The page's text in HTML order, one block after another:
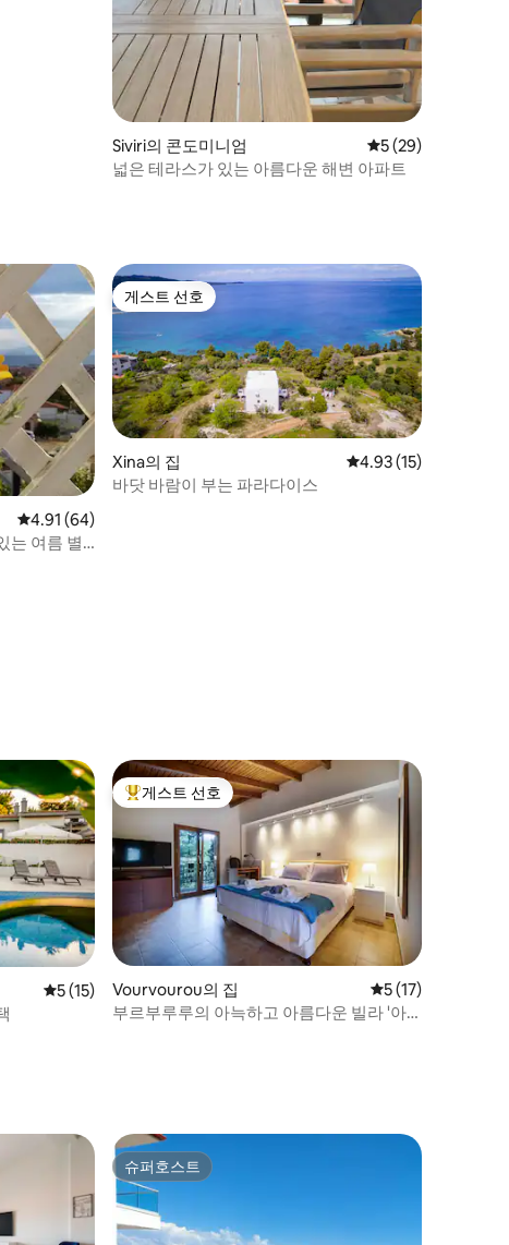
Siviri의 콘도미니엄 평점 5점(5점 만점
5 (29)
넓은 테라스가 있는 아름다운 해변 아파트
평점 4.91점(5점 만점), 후기 64개
4.91 (64)
는 여름 별
게스트 선호
게스트 선호
Xina의 집 평점 4.93점(5점 만점
4.93 (15)
바닷 바람이 부는 파라다이스
평점 5점(5점 만점), 후기 15개
5 (15)
상위 게스트 선호
게스트 선호
Vourvourou의 집 평점 5점(5점 만점
5 (17)
부르부루루의 아늑하고 아름다운 빌라 '아
슈퍼호스트
슈퍼호스트